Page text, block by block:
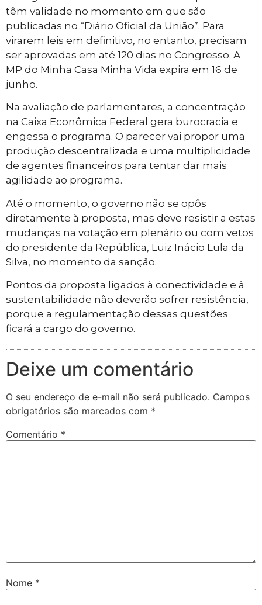
têm validade no momento em que são
publicadas no “Diário Oficial da União”. Para
virarem leis em definitivo, no entanto, precisam
ser aprovadas em até 120 dias no Congresso. A
MP do Minha Casa Minha Vida expira em 16 de
junho.
Na avaliação de parlamentares, a concentração
na Caixa Econômica Federal gera burocracia e
engessa o programa. O parecer vai propor uma
produção descentralizada e uma multiplicidade
de agentes financeiros para tentar dar mais
agilidade ao programa.
Até o momento, o governo não se opôs
diretamente à proposta, mas deve resistir a estas
mudanças na votação em plenário ou com vetos
do presidente da República, Luiz Inácio Lula da
Silva, no momento da sanção.
Pontos da proposta ligados à conectividade e à
sustentabilidade não deverão sofrer resistência,
porque a regulamentação dessas questões
ficará a cargo do governo.
Deixe um comentário
O seu endereço de e-mail não será publicado. Campos
obrigatórios são marcados com *
Comentário *
Nome *